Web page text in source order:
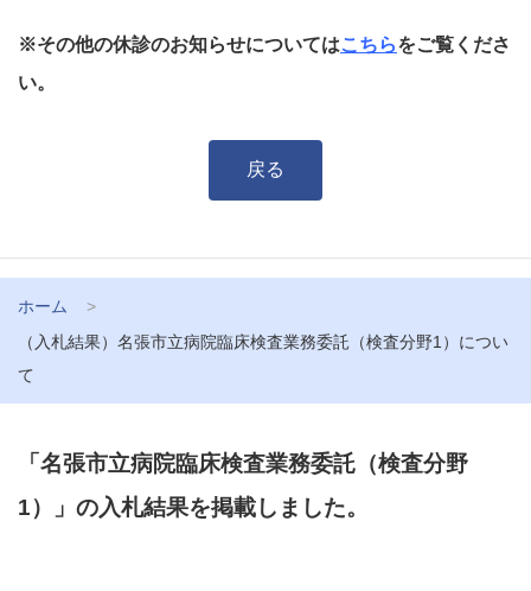
※その他の休診のお知らせについてはこちらをご覧くださ
い。
戻る
ホーム
（入札結果）名張市立病院臨床検査業務委託（検査分野1）につい
て
「名張市立病院臨床検査業務委託（検査分野
1）」の入札結果を掲載しました。